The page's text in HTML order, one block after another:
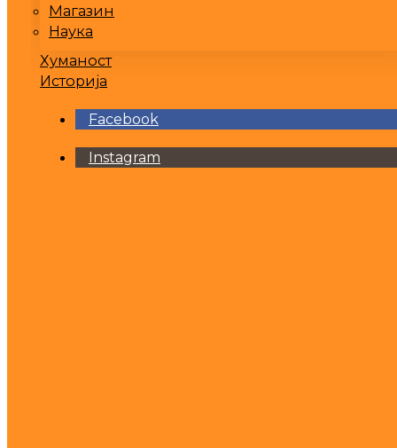
Магазин
Наука
Хуманост
Историја
Facebook
Instagram